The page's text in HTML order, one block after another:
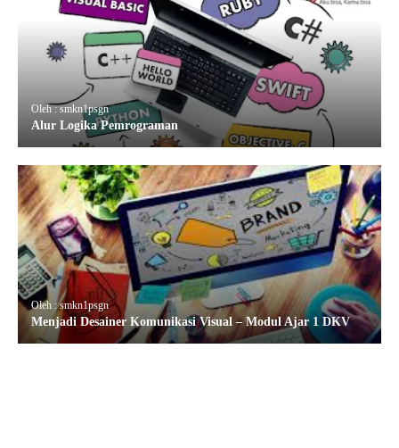
Oleh : smkn1psgn
Alur Logika Pemrograman
Oleh : smkn1psgn
Menjadi Desainer Komunikasi Visual – Modul Ajar 1 DKV